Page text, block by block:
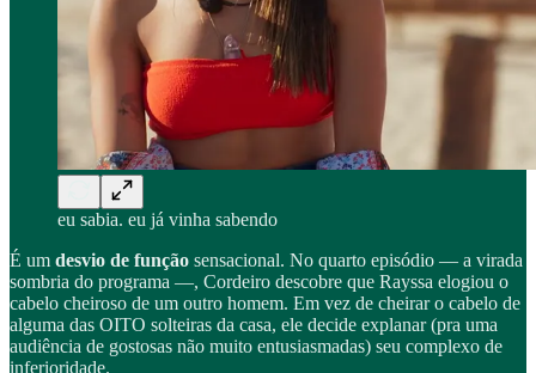
eu sabia. eu já vinha sabendo
É um desvio de função sensacional. No quarto episódio — a virada
sombria do programa —, Cordeiro descobre que Rayssa elogiou o
cabelo cheiroso de um outro homem. Em vez de cheirar o cabelo de
alguma das OITO solteiras da casa, ele decide explanar (pra uma
audiência de gostosas não muito entusiasmadas) seu complexo de
inferioridade.